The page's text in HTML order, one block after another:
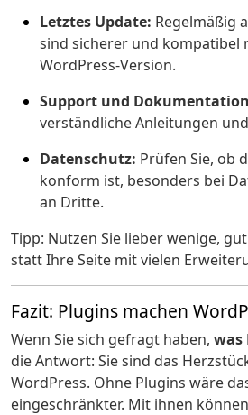
Letztes Update: Regelmäßig
sind sicherer und kompatibel
WordPress-Version.
Support und
verständliche Anleitungen
Datenschutz: Prüfen Sie, ob
konform ist, besonders bei
an Dritte.
Tipp: Nutzen Sie lieber wenige,
statt Ihre Seite mit vielen
Fazit: Plugins machen
Wenn Sie sich gefragt haben, was
die Antwort: Sie sind das
WordPress. Ohne Plugins wäre
eingeschränkter. Mit ihnen